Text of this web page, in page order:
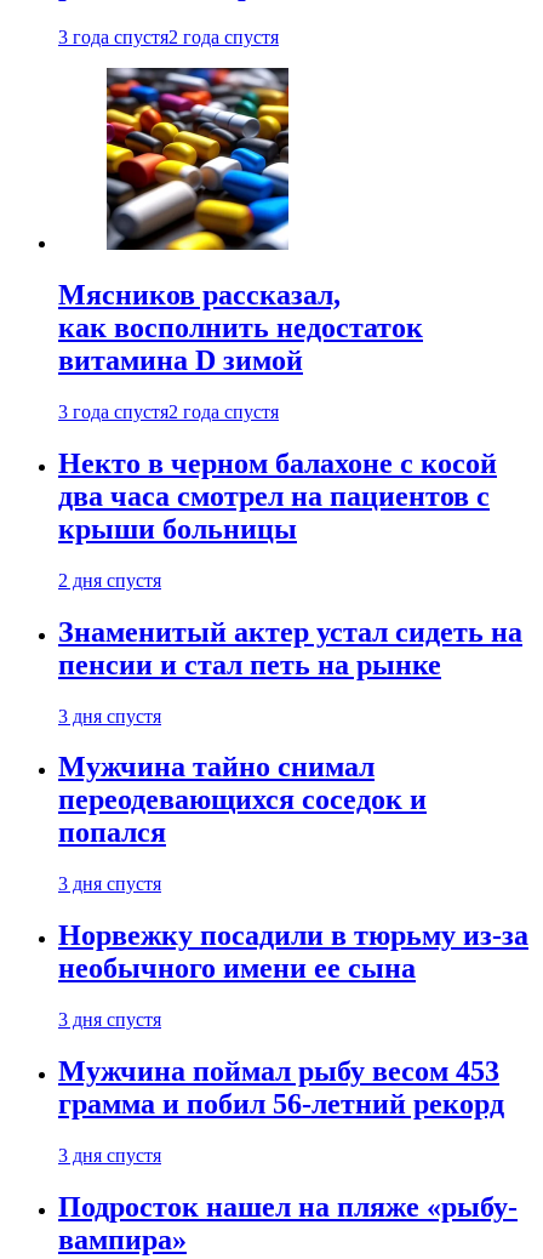
3 года спустя2 года спустя
Мясников рассказал,
как восполнить недостаток
витамина D зимой
3 года спустя2 года спустя
Некто в черном балахоне с косой
два часа смотрел на пациентов с
крыши больницы
2 дня спустя
Знаменитый актер устал сидеть на
пенсии и стал петь на рынке
3 дня спустя
Мужчина тайно снимал
переодевающихся соседок и
попался
3 дня спустя
Норвежку посадили в тюрьму из-за
необычного имени ее сына
3 дня спустя
Мужчина поймал рыбу весом 453
грамма и побил 56-летний рекорд
3 дня спустя
Подросток нашел на пляже «рыбу-
вампира»